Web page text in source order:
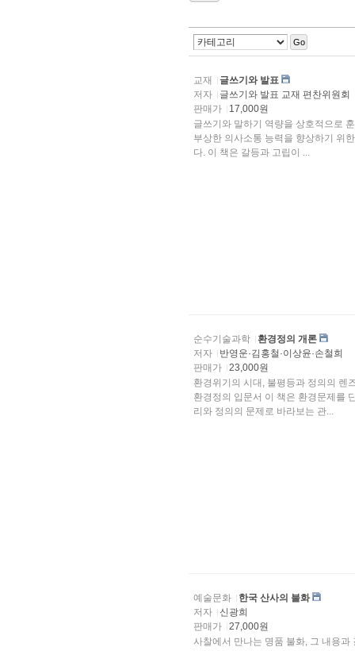
Go
교재
글쓰기와 발표
저자
글쓰기와 발표 교재 편찬위원회
판매가
17,000원
글쓰기와 말하기 역량을 상호적으로
부상한 의사소통 능력을 향상하기 위
다. 이 책은 갈등과 고립이 ...
순수기술과학
환경정의 개론
저자
반영운·김홍철·이상윤·손철희
판매가
23,000원
환경위기의 시대, 불평등과 정의의 렌
환경정의 입문서 이 책은 환경문제를
리와 정의의 문제로 바라보는 관...
예술문화
한국 산사의 불화
저자
신광희
판매가
27,000원
사찰에서 만나는 명품 불화, 그 내용